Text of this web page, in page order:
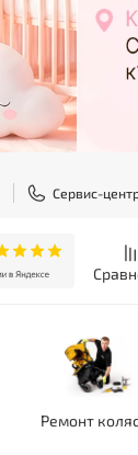
Сервис-
Ремонт